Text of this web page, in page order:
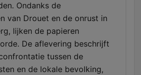
Ondanks de
van Drouet en de onrust in
lijken de papieren
De aflevering beschrijft
tussen de
en de lokale bevolking,